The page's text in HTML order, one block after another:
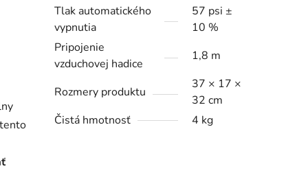
Tlak automatického
vypnutia
57 psi ±
10 %
Pripojenie
vzduchovej hadice
1,8 m
Rozmery produktu
37 × 17 ×
32 cm
Čistá hmotnosť
4 kg